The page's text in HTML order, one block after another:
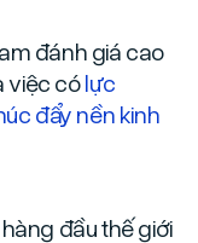
đánh giá cao
việc cólực
đẩy nền kinh
đầu thế giới